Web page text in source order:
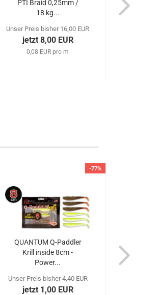
PTI Braid 0,25mm /
18 kg...
Unser Preis bisher 16,00 EUR
jetzt 8,00 EUR
0,08 EUR pro m
-77%
QUANTUM Q-Paddler
Krill inside 8cm -
Power...
Unser Preis bisher 4,40 EUR
jetzt 1,00 EUR